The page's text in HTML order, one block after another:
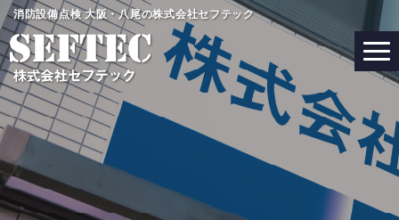
コ
ン
テ
ン
ツ
へ
ス
キ
ッ
プ
消防設備点検 大阪・八尾の株式会社セフテック